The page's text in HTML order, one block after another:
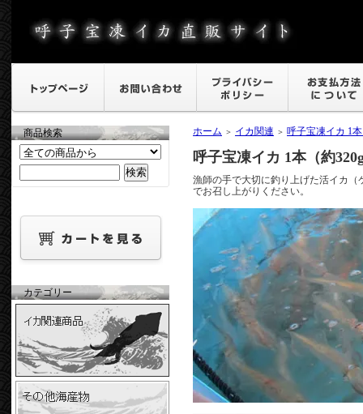
商品検索
カテゴリー
ホーム ＞ イカ関連 ＞ 呼子宝凍イカ 1
呼子宝凍イカ 1本（約
漁師の手で大切に釣り上げた活イカ
でお召し上がりください。